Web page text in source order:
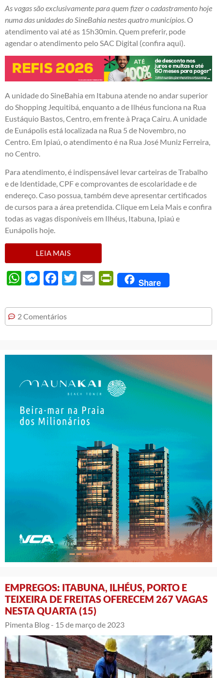
As vagas são exclusivamente para quem fizer o cadastramento hoje
numa das unidades do SineBahia nestes quatro municípios. O
atendimento vai até as 15h30min. Quem preferir, pode
agendar o atendimento pelo SAC Digital (confira aqui).
A unidade do SineBahia em Itabuna atende no andar superior
do Shopping Jequitibá, enquanto a de Ilhéus funciona na Rua
Eustáquio Bastos, Centro, em frente à Praça Cairu. A unidade
de Eunápolis está localizada na Rua 5 de Novembro, no
Centro. Em Ipiaú, o atendimento é na Rua José Muniz Ferreira,
no Centro.
Para atendimento, é indispensável levar carteiras de Trabalho
e de Identidade, CPF e comprovantes de escolaridade e de
endereço. Caso possua, também deve apresentar certificados
de cursos para a área pretendida. Clique em Leia Mais e confira
todas as vagas disponíveis em Ilhéus, Itabuna, Ipiaú e
Eunápolis hoje.
LEIA MAIS
WhatsAppMessengerFacebook
Twitter Email PrintFriendly
Share
2 Comentários
EMPREGOS: ITABUNA, ILHÉUS, PORTO E
TEIXEIRA DE FREITAS OFERECEM 267 VAGAS
NESTA QUARTA (15)
Pimenta Blog - 15 de março de 2023